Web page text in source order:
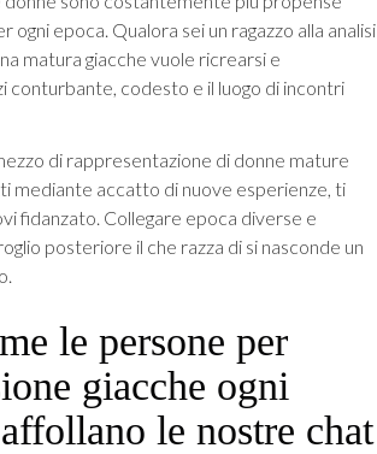
epoca. Qualora sei un ragazzo alla analisi
matura giacche vuole ricrearsi e
conturbante, codesto e il luogo di incontri
di rappresentazione di donne mature
mediante accatto di nuove esperienze, ti
fidanzato. Collegare epoca diverse e
posteriore il che razza di si nasconde un
le persone per
giacche ogni
le nostre chat